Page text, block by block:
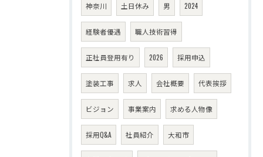
神奈川 土日休み 男 2024
経験者優遇 職人技術習得
正社員登用有り 2026 採用申込
塗装工事 求人 会社概要 代表挨拶
ビジョン 事業案内 求める人物像
採用Q&A 社員紹介 大和市